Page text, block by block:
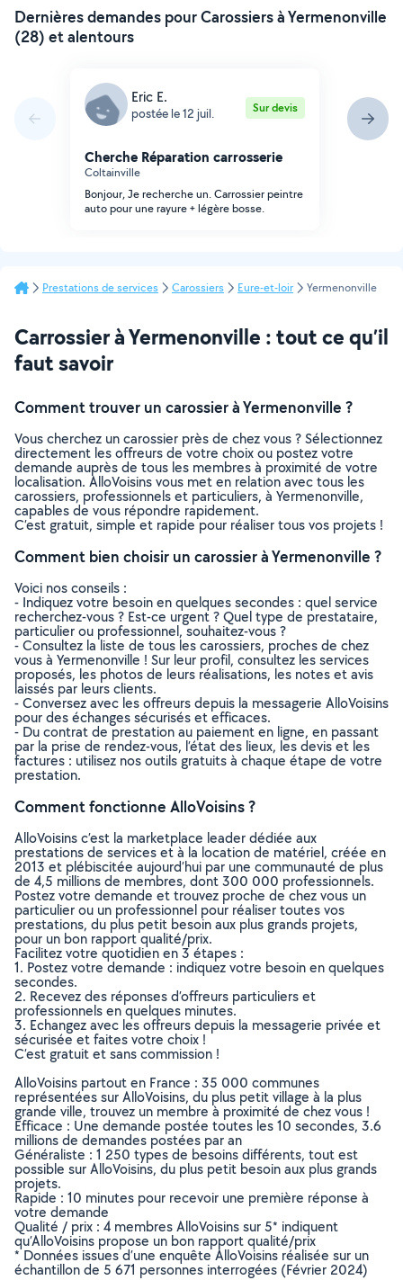
Dernières demandes pour Carossiers à Yermenonville
(28) et alentours
Eric E.
postée le 12 juil. Sur devis
Cherche Réparation carrosserie
Coltainville
Bonjour, Je recherche un. Carrossier peintre
auto pour une rayure + légère bosse.
Prestations de services Carossiers Eure-et-loir Yermenonville
Carrossier à Yermenonville : tout ce qu’il
faut savoir
Comment trouver un carossier à Yermenonville ?
Vous cherchez un carossier près de chez vous ? Sélectionnez
directement les offreurs de votre choix ou postez votre
demande auprès de tous les membres à proximité de votre
localisation. AlloVoisins vous met en relation avec tous les
carossiers, professionnels et particuliers, à Yermenonville,
capables de vous répondre rapidement.
C’est gratuit, simple et rapide pour réaliser tous vos projets !
Comment bien choisir un carossier à Yermenonville ?
Voici nos conseils :
- Indiquez votre besoin en quelques secondes : quel service
recherchez-vous ? Est-ce urgent ? Quel type de prestataire,
particulier ou professionnel, souhaitez-vous ?
- Consultez la liste de tous les carossiers, proches de chez
vous à Yermenonville ! Sur leur profil, consultez les services
proposés, les photos de leurs réalisations, les notes et avis
laissés par leurs clients.
- Conversez avec les offreurs depuis la messagerie AlloVoisins
pour des échanges sécurisés et efficaces.
- Du contrat de prestation au paiement en ligne, en passant
par la prise de rendez-vous, l’état des lieux, les devis et les
factures : utilisez nos outils gratuits à chaque étape de votre
prestation.
Comment fonctionne AlloVoisins ?
AlloVoisins c’est la marketplace leader dédiée aux
prestations de services et à la location de matériel, créée en
2013 et plébiscitée aujourd’hui par une communauté de plus
de 4,5 millions de membres, dont 300 000 professionnels.
Postez votre demande et trouvez proche de chez vous un
particulier ou un professionnel pour réaliser toutes vos
prestations, du plus petit besoin aux plus grands projets,
pour un bon rapport qualité/prix.
Facilitez votre quotidien en 3 étapes :
1. Postez votre demande : indiquez votre besoin en quelques
secondes.
2. Recevez des réponses d’offreurs particuliers et
professionnels en quelques minutes.
3. Echangez avec les offreurs depuis la messagerie privée et
sécurisée et faites votre choix !
C’est gratuit et sans commission !
AlloVoisins partout en France : 35 000 communes
représentées sur AlloVoisins, du plus petit village à la plus
grande ville, trouvez un membre à proximité de chez vous !
Efficace : Une demande postée toutes les 10 secondes, 3.6
millions de demandes postées par an
Généraliste : 1 250 types de besoins différents, tout est
possible sur AlloVoisins, du plus petit besoin aux plus grands
projets.
Rapide : 10 minutes pour recevoir une première réponse à
votre demande
Qualité / prix : 4 membres AlloVoisins sur 5* indiquent
qu’AlloVoisins propose un bon rapport qualité/prix
* Données issues d’une enquête AlloVoisins réalisée sur un
échantillon de 5 671 personnes interrogées (Février 2024)